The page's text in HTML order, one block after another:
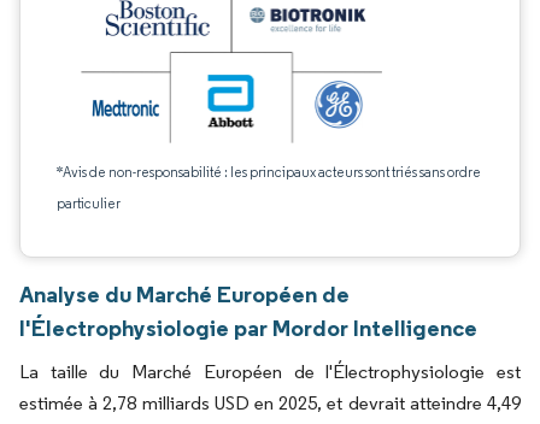
*Avis de non-responsabilité : les principaux acteurs sont triés sans ordre
particulier
Analyse du Marché Européen de
l'Électrophysiologie par Mordor Intelligence
La taille du Marché Européen de l'Électrophysiologie est
estimée à 2,78 milliards USD en 2025, et devrait atteindre 4,49